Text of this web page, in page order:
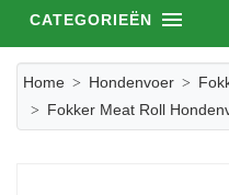
CATEGORIEËN
Home Hondenvoer
Fokker Meat Roll